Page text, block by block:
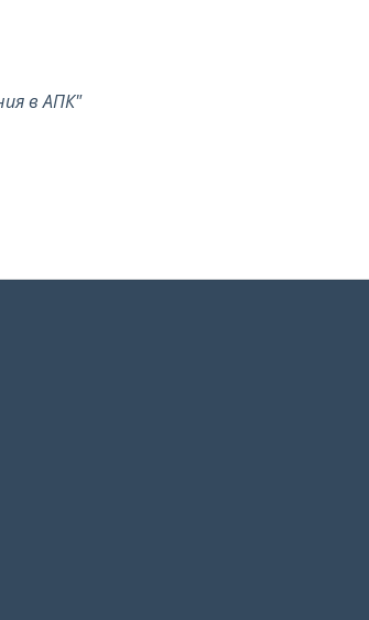
в АПК"